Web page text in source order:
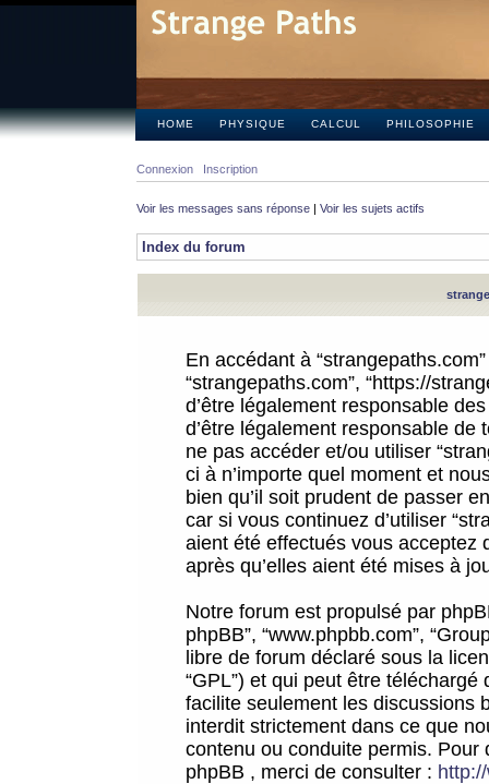
HOME PHYSIQUE CALCUL PHILOSOPHIE
Connexion Inscription
Voir les messages sans réponse | Voir les sujets actifs
Index du forum
En accédant à
“strangepaths.com”, “https://
d’être légalement responsable
d’être légalement responsable
ne pas accéder et/ou utiliser
ci à n’importe quel moment et
bien qu’il soit prudent de passer
car si vous continuez d’utiliser
aient été effectués vous acceptez
après qu’elles aient été mises à
Notre forum est propulsé par
phpBB”, “www.phpbb.com”,
libre de forum déclaré sous la
“GPL”) et qui peut être téléchargé
facilite seulement les discussions
interdit strictement dans ce que
contenu ou conduite permis.
phpBB , merci de consulter :